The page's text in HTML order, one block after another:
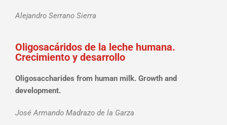
Alejandro Serrano Sierra
Oligosacáridos de la leche humana.
Crecimiento y desarrollo
Oligosaccharides from human milk. Growth and
development.
José Armando Madrazo de la Garza